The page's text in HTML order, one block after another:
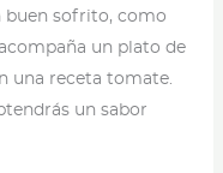
buen sofrito, como
un plato de
una receta tomate.
un sabor